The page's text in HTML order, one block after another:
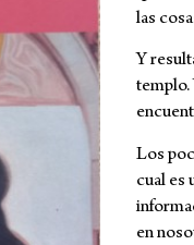
las
Y
templo.
Los
cual es
en